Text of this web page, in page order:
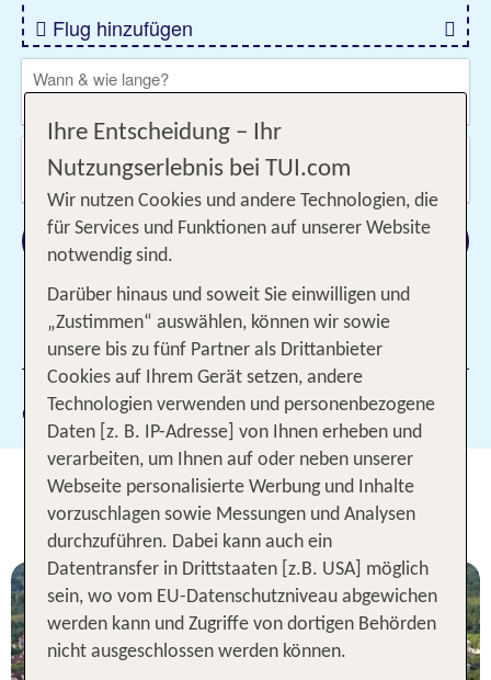
Flug hinzufügen
Wann & wie lange?
Wer reist mit?
2 Erwachsene
Suchen
1 Filter hinzugefügt
Gewählte Filter: Puerto Plata
Unsere TOP Hotelangebote für 1
Woche Puerto Plata
Ihre Entscheidung – Ihr
Nutzungserlebnis bei TUI.com
Wir nutzen Cookies und andere Technologien, die
für Services und Funktionen auf unserer Website
notwendig sind.
Darüber hinaus und soweit Sie einwilligen und
„Zustimmen“ auswählen, können wir sowie
unsere bis zu fünf Partner als Drittanbieter
Cookies auf Ihrem Gerät setzen, andere
Technologien verwenden und personenbezogene
Daten [z. B. IP-Adresse] von Ihnen erheben und
verarbeiten, um Ihnen auf oder neben unserer
Webseite personalisierte Werbung und Inhalte
vorzuschlagen sowie Messungen und Analysen
durchzuführen. Dabei kann auch ein
Datentransfer in Drittstaaten [z.B. USA] möglich
sein, wo vom EU-Datenschutzniveau abgewichen
werden kann und Zugriffe von dortigen Behörden
nicht ausgeschlossen werden können.